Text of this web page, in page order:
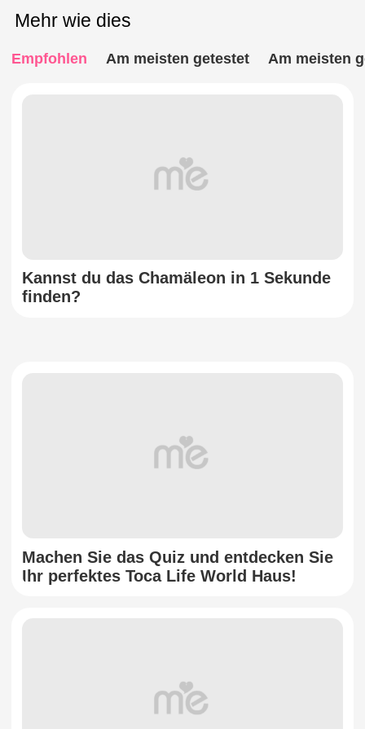
Mehr wie dies
Empfohlen Am meisten getestet Am meisten
Kannst du das Chamäleon in 1 Sekunde
finden?
Machen Sie das Quiz und entdecken Sie
Ihr perfektes Toca Life World Haus!